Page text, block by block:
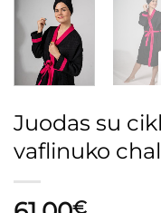
Juodas su
vaflinuko
€